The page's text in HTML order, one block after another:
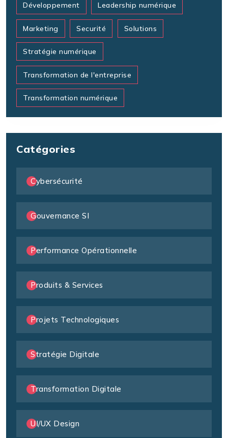
Développement Leadership numérique
Marketing Securité Solutions
Stratégie numérique
Transformation de l'entreprise
Transformation numérique
Catégories
Cybersécurité
Gouvernance SI
Performance Opérationnelle
Produits & Services
Projets Technologiques
Stratégie Digitale
Transformation Digitale
UI/UX Design